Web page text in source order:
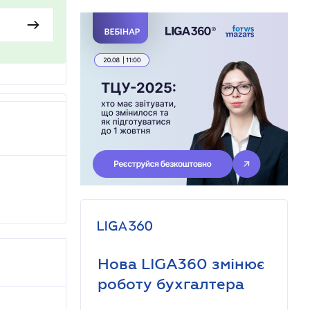
Нова LIGA360 змінює
роботу бухгалтера